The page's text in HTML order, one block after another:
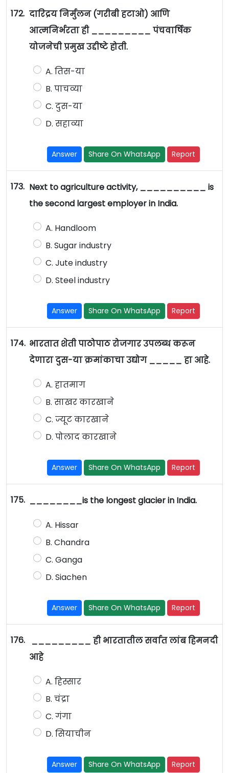
172. दारिद्रय निर्मुलन (गरीबी हटाओ) आणि
आत्मनिर्भरता ही _________ पंचवार्षिक
योजनेची प्रमुख उद्दीष्टे होती.
A. तिस-या
B. पाचव्या
C. दुस-या
D. सहाव्या
Answer Share On WhatsApp Report
173. Next to agriculture activity, __________ is
the second largest employer in India.
A. Handloom
B. Sugar industry
C. Jute industry
D. Steel industry
Answer Share On WhatsApp Report
174. भारतात शेती पाठोपाठ रोजगार उपलब्ध करून
देणारा दुस-या क्रमांकाचा उद्योग _____ हा आहे.
A. हातमाग
B. साखर कारखाने
C. ज्यूट कारखाने
D. पोलाद कारखाने
Answer Share On WhatsApp Report
175. ________is the longest glacier in India.
A. Hissar
B. Chandra
C. Ganga
D. Siachen
Answer Share On WhatsApp Report
176.
_________ ही भारतातील सर्वात लांब हिमनदी
आहे
A. हिस्सार
B. चंद्रा
C. गंगा
D. सियाचीन
Answer Share On WhatsApp Report